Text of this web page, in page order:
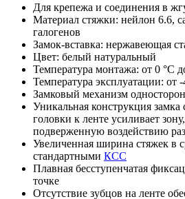
Для крепежа и соединения в
Материал стяжки: нейлон 6.6,
галогенов
Замок-вставка: нержавеющая
Цвет: белый натуральный
Температура монтажа: от 0 °С
Температура эксплуатации: от
Замковый механизм
Уникальная конструкция
головки к ленте усиливает
подверженную воздействию
Увеличенная ширина стяжек в
стандартными КСС
Плавная бесступенчатая
точке
Отсутствие зубцов на ленте